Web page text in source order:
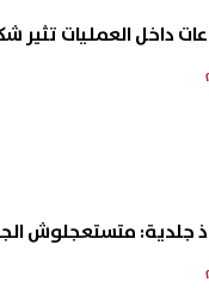
جلدية: متستعجلوش